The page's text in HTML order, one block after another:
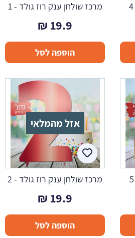
מרכז שולחן ענק רוז גולד - 1
19.9
₪
הוספה לסל
אזל מהמלאי
מרכז שולחן ענק רוז גולד - 2
19.9
₪
הוספה לסל